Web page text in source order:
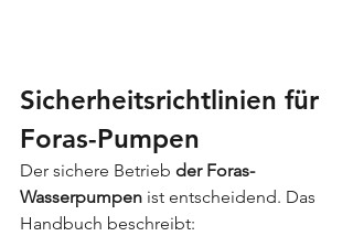
Sicherheitsrichtlinien für
Foras-Pumpen
Der sichere Betrieb der Foras-
Wasserpumpen ist entscheidend. Das
Handbuch beschreibt: